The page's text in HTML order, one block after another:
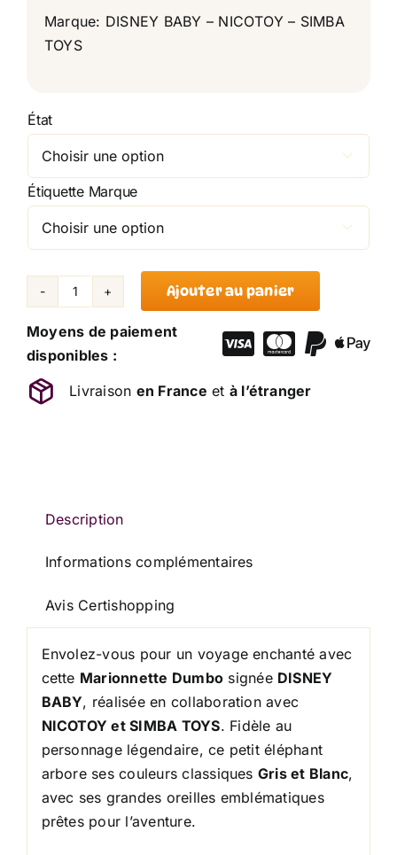
Marque: DISNEY BABY – NICOTOY – SIMBA
TOYS
État

Étiquette Marque

quantité
de
Marionnette
Dumbo
NICOTOY
TOYS
Ajouter au panier
Moyens de paiement
disponibles :
Livraison en France et à l’étranger
Description
Informations complémentaires
Avis Certishopping
Envolez-vous pour un voyage enchanté avec
cette Marionnette Dumbo signée DISNEY
BABY, réalisée en collaboration avec
NICOTOY et SIMBA TOYS. Fidèle au
personnage légendaire, ce petit éléphant
arbore ses couleurs classiques Gris et Blanc,
avec ses grandes oreilles emblématiques
prêtes pour l’aventure.